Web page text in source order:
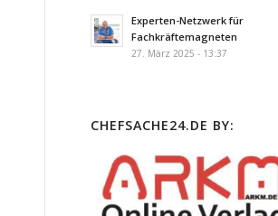
Experten-Netzwerk für
Fachkräftemagneten
27. März 2025 - 13:37
CHEFSACHE24.DE BY: